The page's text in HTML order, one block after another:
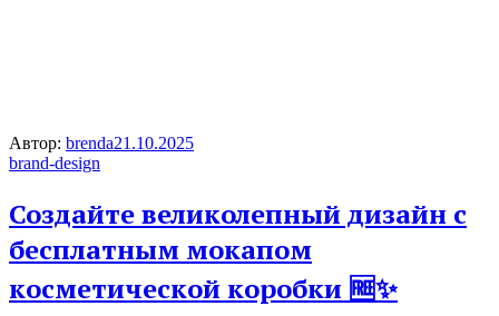
Автор: brenda21.10.2025
brand-design
Создайте великолепный дизайн с
бесплатным мокапом
косметической коробки 🆓✨